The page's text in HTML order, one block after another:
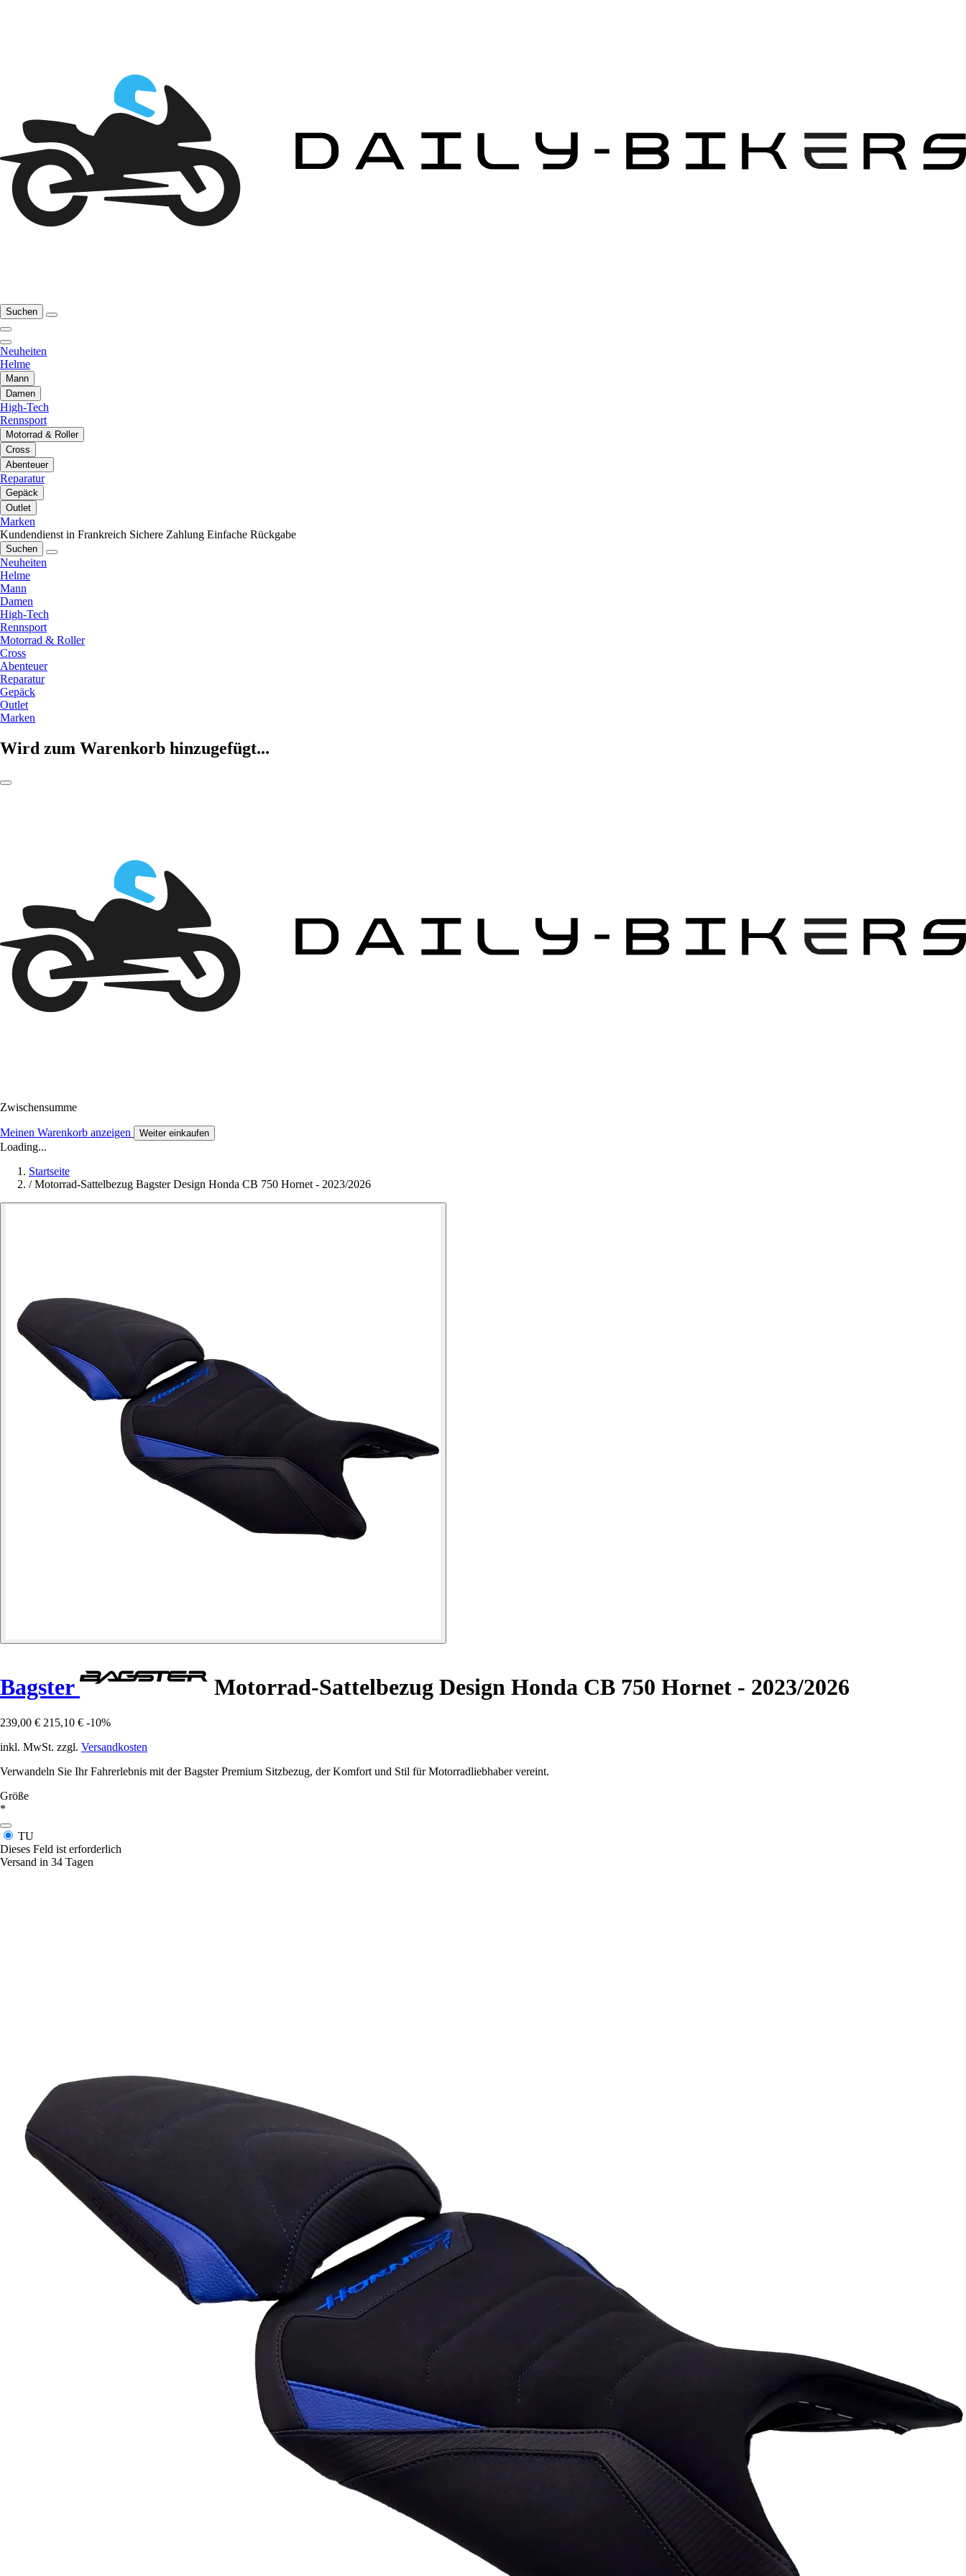
Suchen
Neuheiten
Helme
Mann
Damen
High-Tech
Rennsport
Motorrad & Roller
Cross
Abenteuer
Reparatur
Gepäck
Outlet
Marken
Kundendienst in Frankreich Sichere Zahlung Einfache Rückgabe
Suchen
Neuheiten
Helme
Mann
Damen
High-Tech
Rennsport
Motorrad & Roller
Cross
Abenteuer
Reparatur
Gepäck
Outlet
Marken
Wird zum Warenkorb hinzugefügt...
Zwischensumme
Meinen Warenkorb anzeigen Weiter einkaufen
Loading...
Startseite
/ Motorrad-Sattelbezug Bagster Design Honda CB 750 Hornet - 2023/2026
Bagster Motorrad-Sattelbezug Design Honda CB 750 Hornet - 2023/2026
239,00 € 215,10 € -10%
inkl. MwSt. zzgl. Versandkosten
Verwandeln Sie Ihr Fahrerlebnis mit der Bagster Premium Sitzbezug, der Komfort und Stil für Motorradliebhaber vereint.
Größe
*
TU
Dieses Feld ist erforderlich
Versand in 34 Tagen